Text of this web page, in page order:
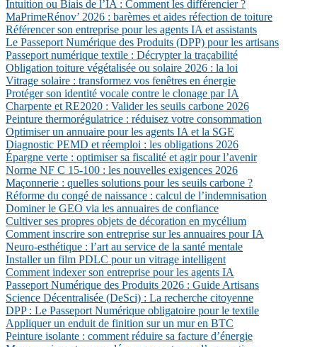
Intuition ou Biais de l’IA : Comment les différencier ?
MaPrimeRénov’ 2026 : barèmes et aides réfection de toiture
Référencer son entreprise pour les agents IA et assistants
Le Passeport Numérique des Produits (DPP) pour les artisans
Passeport numérique textile : Décrypter la traçabilité
Obligation toiture végétalisée ou solaire 2026 : la loi
Vitrage solaire : transformez vos fenêtres en énergie
Protéger son identité vocale contre le clonage par IA
Charpente et RE2020 : Valider les seuils carbone 2026
Peinture thermorégulatrice : réduisez votre consommation
Optimiser un annuaire pour les agents IA et la SGE
Diagnostic PEMD et réemploi : les obligations 2026
Épargne verte : optimiser sa fiscalité et agir pour l’avenir
Norme NF C 15-100 : les nouvelles exigences 2026
Maçonnerie : quelles solutions pour les seuils carbone ?
Réforme du congé de naissance : calcul de l’indemnisation
Dominer le GEO via les annuaires de confiance
Cultiver ses propres objets de décoration en mycélium
Comment inscrire son entreprise sur les annuaires pour IA
Neuro-esthétique : l’art au service de la santé mentale
Installer un film PDLC pour un vitrage intelligent
Comment indexer son entreprise pour les agents IA
Passeport Numérique des Produits 2026 : Guide Artisans
Science Décentralisée (DeSci) : La recherche citoyenne
DPP : Le Passeport Numérique obligatoire pour le textile
Appliquer un enduit de finition sur un mur en BTC
Peinture isolante : comment réduire sa facture d’énergie